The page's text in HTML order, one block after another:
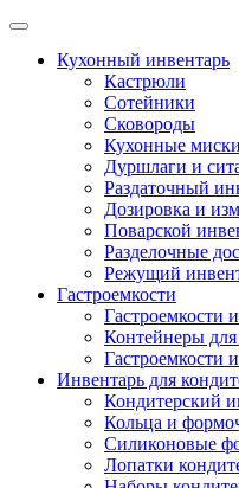
Skip
contentКухонный инвентарь
Кастрюли
Сотейники
Сковороды
Кухонные миски
Дуршлаги и
Раздаточный
Дозировка и
Поварской
Разделочные
Режущий
Гастроемкости
Гастроемкости
Контейнеры
Гастроемкости
Инвентарь для
Кондитерский
Кольца и
Силиконовые
Лопатки